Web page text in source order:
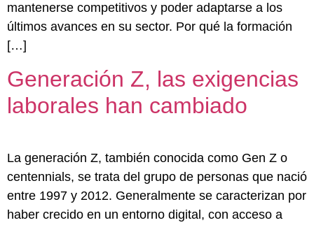
mantenerse competitivos y poder adaptarse a los
últimos avances en su sector. Por qué la formación
[…]
Generación Z, las exigencias
laborales han cambiado
La generación Z, también conocida como Gen Z o
centennials, se trata del grupo de personas que nació
entre 1997 y 2012. Generalmente se caracterizan por
haber crecido en un entorno digital, con acceso a